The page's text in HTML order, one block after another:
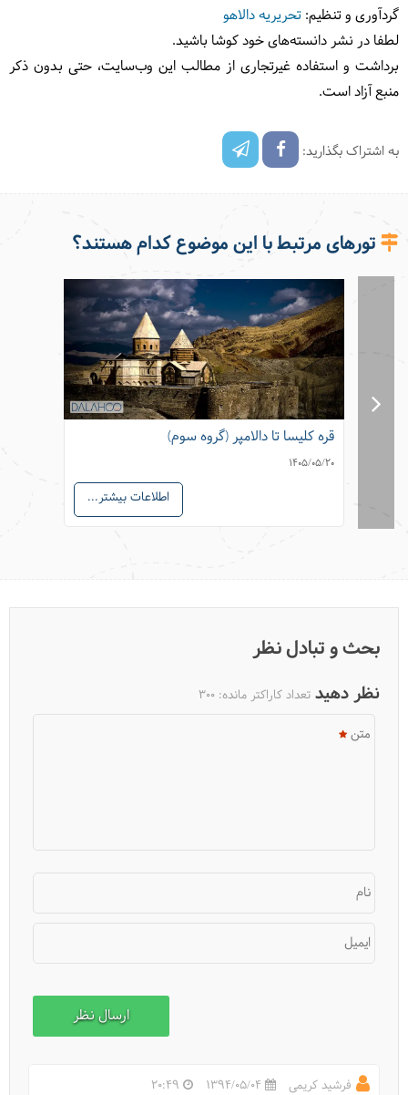
گردآوری و تنظیم: تحریریه دالاهو
لطفا در نشر دانسته‌های خود کوشا باشید.
برداشت و استفاده غیرتجاری از مطالب این وب‌سایت، حتی بدون ذکر
منبع آزاد است.
به اشتراک بگذارید:
تورهای مرتبط با این موضوع کدام هستند؟
قره کلیسا تا دالامپر (گروه سوم)
1405/05/20
اطلاعات بیشتر...
بحث و تبادل نظر
نظر دهید تعداد کاراکتر مانده: 300
متن
نام
ایمیل
فرشید کریمی 1394/05/04
20:49